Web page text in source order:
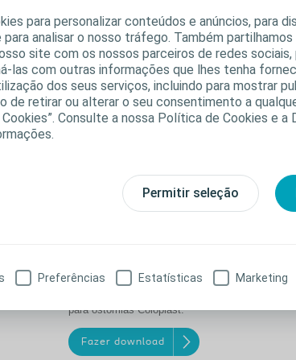
para personalizar conteúdos e anúncios, para
para analisar o nosso tráfego. Também
site com os nossos parceiros de redes sociais,
las com outras informações que lhes tenha
dos seus serviços, incluindo para mostrar
de retirar ou alterar o seu consentimento a
Consulte a nossa Política de Cookies e a
Permitir seleção
Preferências Estatísticas Marketing
materiais que temos
da
Catálogo de Produtos
para ostomias Coloplast.
Fazer download